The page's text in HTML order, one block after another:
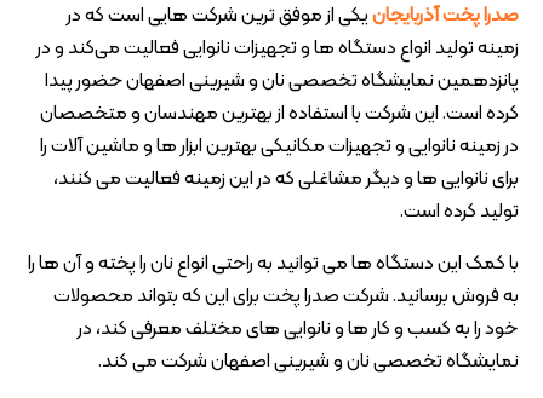
صدرا پخت آذربایجانیکی از موفق ترین شرکت هایی است که در
زمینه تولید انواع دستگاه ها و تجهیزات نانوایی فعالیت می‌کند و در
پانزدهمین نمایشگاه تخصصی نان و شیرینی اصفهان حضور پیدا
کرده است. این شرکت با استفاده از بهترین مهندسان و متخصصان
در زمینه نانوایی و تجهیزات مکانیکی بهترین ابزار ها و ماشین آلات را
برای نانوایی ها و دیگر مشاغلی که در این زمینه فعالیت می‌ کنند،
تولید کرده است.
با کمک این دستگاه ها می توانید به راحتی انواع نان را پخته و آن ها را
به فروش برسانید. شرکت صدرا پخت برای این که بتواند محصولات
خود را به کسب و کار ها و نانوایی های مختلف معرفی کند، در
نمایشگاه تخصصی نان و شیرینی اصفهان شرکت می کند.